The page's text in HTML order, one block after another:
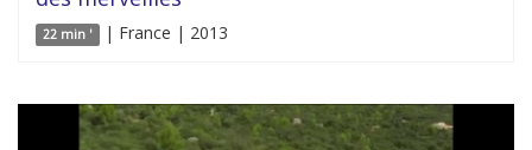
22 min ' | France | 2013